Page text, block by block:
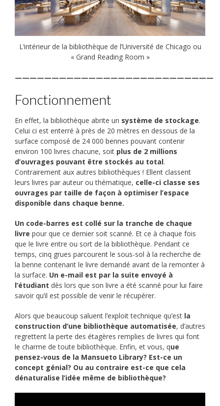
L’intérieur de la bibliothèque de l’Université de Chicago ou
« Grand Reading Room »
———————————————————————————
Fonctionnement
En effet, la bibliothèque abrite un système de stockage.
Celui ci est enterré à près de 20 mètres en dessous de la
surface composé de 24 000 bennes pouvant contenir
environ 100 livres chacune, soit plus de 2 millions
d’ouvrages pouvant être stockés au total.
Contrairement aux autres bibliothèques ! Ellent classent
leurs livres par auteur ou thématique, celle-ci classe ses
ouvrages par taille de façon à optimiser l’espace
disponible dans chaque benne.
Un code-barres est collé sur la tranche de chaque
livre pour que ce dernier soit scanné. Et ce à chaque fois
que le livre entre ou sort de la bibliothèque. Pendant ce
temps, cinq grues parcourent le sous-sol à la recherche de
la benne contenant le livre demandé avant de la remonter à
la surface. Un e-mail est par la suite envoyé à
l’étudiant dès lors que son livre a été scanné pour lui faire
savoir qu’il est possible de venir le récupérer.
Alors que beaucoup saluent l’exploit technique qu’est la
construction d’une bibliothèque automatisée, d’autres
regrettent la perte des étagères remplies de livres qui font
le charme de toute bibliothèque. Enfin, et vous, que
pensez-vous de la Mansueto Library? Est-ce un
concept génial? Ou au contraire est-ce que cela
dénaturalise l’idée même de bibliothèque?